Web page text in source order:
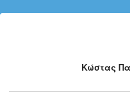
Κώστας